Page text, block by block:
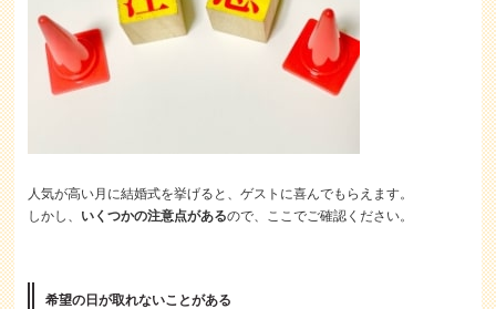
人気が高い月に結婚式を挙げると、ゲストに喜んでもらえます。
しかし、 いくつかの注意点があるので、ここでご確認ください。
希望の日が取れないことがある